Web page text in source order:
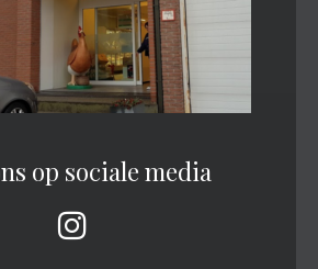
op sociale media